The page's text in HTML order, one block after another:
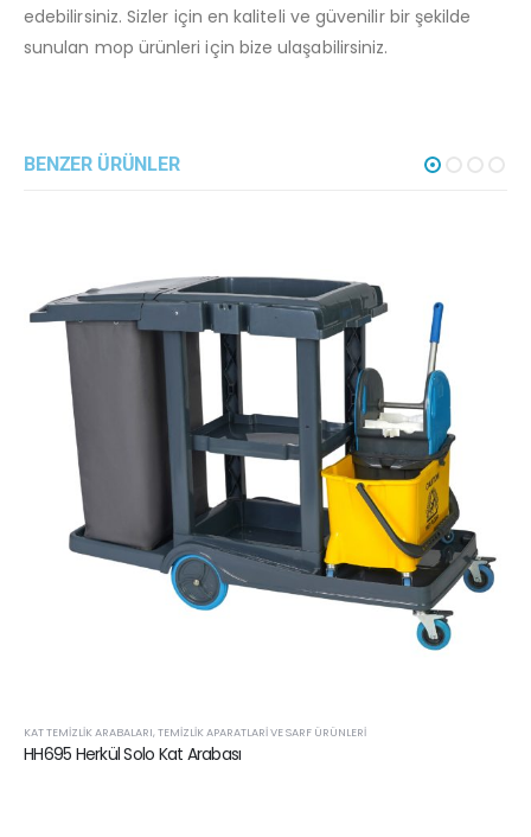
edebilirsiniz. Sizler için en kaliteli ve güvenilir bir şekilde
sunulan mop ürünleri için bize ulaşabilirsiniz.
BENZER ÜRÜNLER
KAT TEMIZLIK ARABALARI,TEMIZLIK APARATLARI VE SARF ÜRÜNLERI
HH695 Herkül Solo Kat Arabası